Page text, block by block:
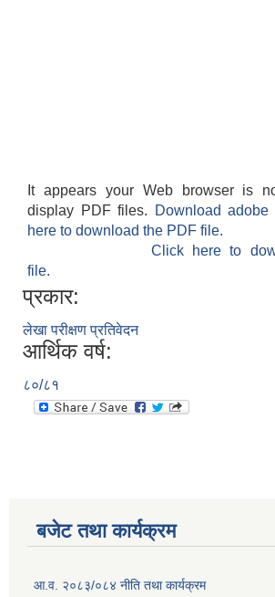
It appears your Web browser is
display PDF files.
Download
here to download the PDF file.
Click here to
file.
प्रकार:
लेखा परीक्षण प्रतिवेदन
आर्थिक वर्ष:
८०/८१
बजेट तथा कार्यक्रम
आ.व. २०८३/०८४ नीति तथा कार्यक्रम